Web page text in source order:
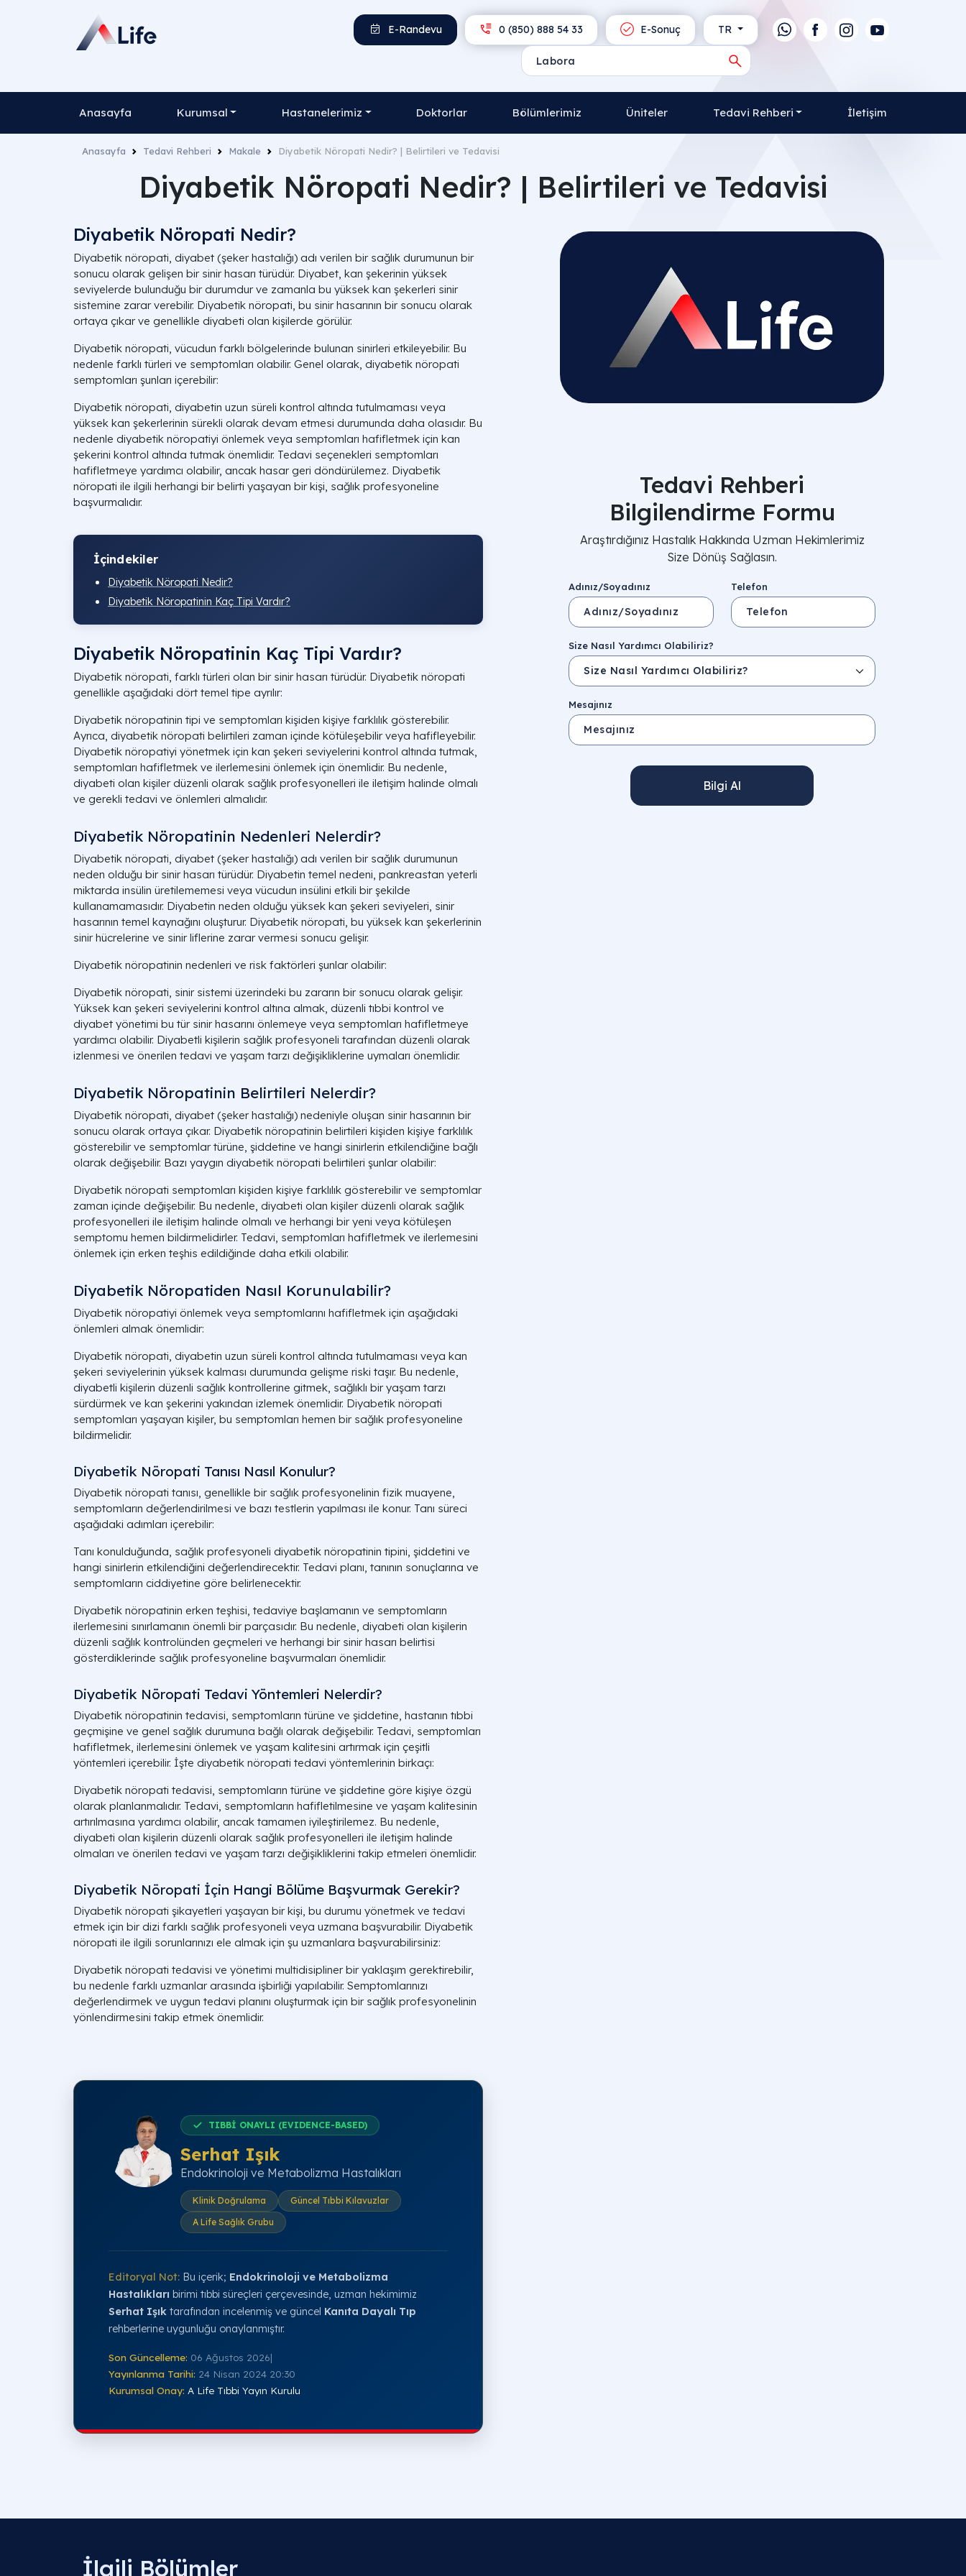
TR
E-Sonuç
0 (850) 888 54 33
E-Randevu
Anasayfa Kurumsal Hastanelerimiz Doktorlar Bölümlerimiz Üniteler Tedavi Rehberi İletişim
Anasayfa Tedavi Rehberi Makale Diyabetik Nöropati Nedir? | Belirtileri ve Tedavisi
Diyabetik Nöropati Nedir? | Belirtileri ve Tedavisi
Diyabetik Nöropati Nedir?
Diyabetik nöropati, diyabet (şeker hastalığı) adı verilen bir sağlık durumunun bir
sonucu olarak gelişen bir sinir hasarı türüdür. Diyabet, kan şekerinin yüksek
seviyelerde bulunduğu bir durumdur ve zamanla bu yüksek kan şekerleri sinir
sistemine zarar verebilir. Diyabetik nöropati, bu sinir hasarının bir sonucu olarak
ortaya çıkar ve genellikle diyabeti olan kişilerde görülür.
Diyabetik nöropati, vücudun farklı bölgelerinde bulunan sinirleri etkileyebilir. Bu
nedenle farklı türleri ve semptomları olabilir. Genel olarak, diyabetik nöropati
semptomları şunları içerebilir:
Diyabetik nöropati, diyabetin uzun süreli kontrol altında tutulmaması veya
yüksek kan şekerlerinin sürekli olarak devam etmesi durumunda daha olasıdır. Bu
nedenle diyabetik nöropatiyi önlemek veya semptomları hafifletmek için kan
şekerini kontrol altında tutmak önemlidir. Tedavi seçenekleri semptomları
hafifletmeye yardımcı olabilir, ancak hasar geri döndürülemez. Diyabetik
nöropati ile ilgili herhangi bir belirti yaşayan bir kişi, sağlık profesyoneline
başvurmalıdır.
İçindekiler
Diyabetik Nöropati Nedir?
Diyabetik Nöropatinin Kaç Tipi Vardır?
Diyabetik Nöropatinin Kaç Tipi Vardır?
Diyabetik nöropati, farklı türleri olan bir sinir hasarı türüdür. Diyabetik nöropati
genellikle aşağıdaki dört temel tipe ayrılır:
Diyabetik nöropatinin tipi ve semptomları kişiden kişiye farklılık gösterebilir.
Ayrıca, diyabetik nöropati belirtileri zaman içinde kötüleşebilir veya hafifleyebilir.
Diyabetik nöropatiyi yönetmek için kan şekeri seviyelerini kontrol altında tutmak,
semptomları hafifletmek ve ilerlemesini önlemek için önemlidir. Bu nedenle,
diyabeti olan kişiler düzenli olarak sağlık profesyonelleri ile iletişim halinde olmalı
ve gerekli tedavi ve önlemleri almalıdır.
Diyabetik Nöropatinin Nedenleri Nelerdir?
Diyabetik nöropati, diyabet (şeker hastalığı) adı verilen bir sağlık durumunun
neden olduğu bir sinir hasarı türüdür. Diyabetin temel nedeni, pankreastan yeterli
miktarda insülin üretilememesi veya vücudun insülini etkili bir şekilde
kullanamamasıdır. Diyabetin neden olduğu yüksek kan şekeri seviyeleri, sinir
hasarının temel kaynağını oluşturur. Diyabetik nöropati, bu yüksek kan şekerlerinin
sinir hücrelerine ve sinir liflerine zarar vermesi sonucu gelişir.
Diyabetik nöropatinin nedenleri ve risk faktörleri şunlar olabilir:
Diyabetik nöropati, sinir sistemi üzerindeki bu zararın bir sonucu olarak gelişir.
Yüksek kan şekeri seviyelerini kontrol altına almak, düzenli tıbbi kontrol ve
diyabet yönetimi bu tür sinir hasarını önlemeye veya semptomları hafifletmeye
yardımcı olabilir. Diyabetli kişilerin sağlık profesyoneli tarafından düzenli olarak
izlenmesi ve önerilen tedavi ve yaşam tarzı değişikliklerine uymaları önemlidir.
Diyabetik Nöropatinin Belirtileri Nelerdir?
Diyabetik nöropati, diyabet (şeker hastalığı) nedeniyle oluşan sinir hasarının bir
sonucu olarak ortaya çıkar. Diyabetik nöropatinin belirtileri kişiden kişiye farklılık
gösterebilir ve semptomlar türüne, şiddetine ve hangi sinirlerin etkilendiğine bağlı
olarak değişebilir. Bazı yaygın diyabetik nöropati belirtileri şunlar olabilir:
Diyabetik nöropati semptomları kişiden kişiye farklılık gösterebilir ve semptomlar
zaman içinde değişebilir. Bu nedenle, diyabeti olan kişiler düzenli olarak sağlık
profesyonelleri ile iletişim halinde olmalı ve herhangi bir yeni veya kötüleşen
semptomu hemen bildirmelidirler. Tedavi, semptomları hafifletmek ve ilerlemesini
önlemek için erken teşhis edildiğinde daha etkili olabilir.
Diyabetik Nöropatiden Nasıl Korunulabilir?
Diyabetik nöropatiyi önlemek veya semptomlarını hafifletmek için aşağıdaki
önlemleri almak önemlidir:
Diyabetik nöropati, diyabetin uzun süreli kontrol altında tutulmaması veya kan
şekeri seviyelerinin yüksek kalması durumunda gelişme riski taşır. Bu nedenle,
diyabetli kişilerin düzenli sağlık kontrollerine gitmek, sağlıklı bir yaşam tarzı
sürdürmek ve kan şekerini yakından izlemek önemlidir. Diyabetik nöropati
semptomları yaşayan kişiler, bu semptomları hemen bir sağlık profesyoneline
bildirmelidir.
Diyabetik Nöropati Tanısı Nasıl Konulur?
Diyabetik nöropati tanısı, genellikle bir sağlık profesyonelinin fizik muayene,
semptomların değerlendirilmesi ve bazı testlerin yapılması ile konur. Tanı süreci
aşağıdaki adımları içerebilir:
Tanı konulduğunda, sağlık profesyoneli diyabetik nöropatinin tipini, şiddetini ve
hangi sinirlerin etkilendiğini değerlendirecektir. Tedavi planı, tanının sonuçlarına ve
semptomların ciddiyetine göre belirlenecektir.
Diyabetik nöropatinin erken teşhisi, tedaviye başlamanın ve semptomların
ilerlemesini sınırlamanın önemli bir parçasıdır. Bu nedenle, diyabeti olan kişilerin
düzenli sağlık kontrolünden geçmeleri ve herhangi bir sinir hasarı belirtisi
gösterdiklerinde sağlık profesyoneline başvurmaları önemlidir.
Diyabetik Nöropati Tedavi Yöntemleri Nelerdir?
Diyabetik nöropatinin tedavisi, semptomların türüne ve şiddetine, hastanın tıbbi
geçmişine ve genel sağlık durumuna bağlı olarak değişebilir. Tedavi, semptomları
hafifletmek, ilerlemesini önlemek ve yaşam kalitesini artırmak için çeşitli
yöntemleri içerebilir. İşte diyabetik nöropati tedavi yöntemlerinin birkaçı:
Diyabetik nöropati tedavisi, semptomların türüne ve şiddetine göre kişiye özgü
olarak planlanmalıdır. Tedavi, semptomların hafifletilmesine ve yaşam kalitesinin
artırılmasına yardımcı olabilir, ancak tamamen iyileştirilemez. Bu nedenle,
diyabeti olan kişilerin düzenli olarak sağlık profesyonelleri ile iletişim halinde
olmaları ve önerilen tedavi ve yaşam tarzı değişikliklerini takip etmeleri önemlidir.
Diyabetik Nöropati İçin Hangi Bölüme Başvurmak Gerekir?
Diyabetik nöropati şikayetleri yaşayan bir kişi, bu durumu yönetmek ve tedavi
etmek için bir dizi farklı sağlık profesyoneli veya uzmana başvurabilir. Diyabetik
nöropati ile ilgili sorunlarınızı ele almak için şu uzmanlara başvurabilirsiniz:
Diyabetik nöropati tedavisi ve yönetimi multidisipliner bir yaklaşım gerektirebilir,
bu nedenle farklı uzmanlar arasında işbirliği yapılabilir. Semptomlarınızı
değerlendirmek ve uygun tedavi planını oluşturmak için bir sağlık profesyonelinin
yönlendirmesini takip etmek önemlidir.
TIBBİ ONAYLI (EVIDENCE-BASED)
Serhat Işık
Endokrinoloji ve Metabolizma Hastalıkları
Klinik Doğrulama
Güncel Tıbbi Kılavuzlar
A Life Sağlık Grubu
Editoryal Not: Bu içerik; Endokrinoloji ve Metabolizma
Hastalıkları birimi tıbbi süreçleri çerçevesinde, uzman hekimimiz
Serhat Işık tarafından incelenmiş ve güncel Kanıta Dayalı Tıp
rehberlerine uygunluğu onaylanmıştır.
Son Güncelleme: 06 Ağustos 2026|
Yayınlanma Tarihi: 24 Nisan 2024 20:30
Kurumsal Onay: A Life Tıbbi Yayın Kurulu
Tedavi Rehberi
Bilgilendirme Formu
Araştırdığınız Hastalık Hakkında Uzman Hekimlerimiz
Size Dönüş Sağlasın.
Adınız/Soyadınız Telefon
Size Nasıl Yardımcı Olabiliriz?
Mesajınız
Bilgi Al
İlgili Bölümler